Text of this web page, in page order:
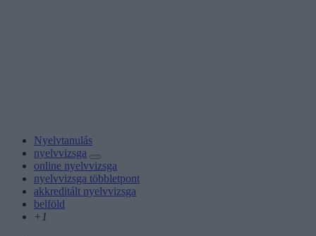
Nyelvtanulás
nyelvvizsga
online nyelvvizsga
nyelvvizsga többletpont
akkreditált nyelvvizsga
belföld
+1